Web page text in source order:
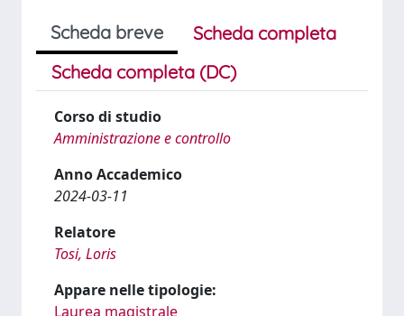
Scheda breve
Scheda completa
Scheda completa (DC)
Corso di studio
Amministrazione e controllo
Anno Accademico
2024-03-11
Relatore
Tosi, Loris
Appare nelle tipologie:
Laurea magistrale